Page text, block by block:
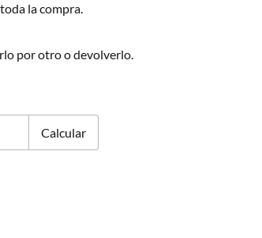
la compra.
por otro o devolverlo.
Calcular